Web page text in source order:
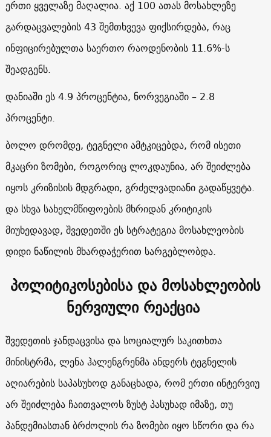
ერთი ყველაზე მაღალია. აქ 100 ათას მოსახლეზე
გარდაცვალების 43 შემთხვევა ფიქსირდება, რაც
ინფიცირებულთა საერთო რაოდენობის 11.6%-ს
შეადგენს.
დანიაში ეს 4.9 პროცენტია, ნორვეგიაში – 2.8
პროცენტი.
ბოლო დრომდე, ტეგნელი ამტკიცებდა, რომ ისეთი
მკაცრი ზომები, როგორიც ლოკდაუნია, არ შეიძლება
იყოს კრიზისის მდგრადი, გრძელვადიანი გადაწყვეტა.
და სხვა სახელმწიფოების მხრიდან კრიტიკის
მიუხედავად, შვედეთში ეს სტრატეგია მოსახლეობის
დიდი ნაწილის მხარდაჭერით სარგებლობდა.
პოლიტიკოსებისა და მოსახლეობის
ნერვიული რეაქცია
შვედეთის ჯანდაცვისა და სოციალურ საკითხთა
მინისტრმა, ლენა ჰალენგრენმა ანდერს ტეგნელის
აღიარების საპასუხოდ განაცხადა, რომ ერთი ინტერვიუ
არ შეიძლება ჩაითვალოს ზუსტ პასუხად იმაზე, თუ
პანდემიასთან ბრძოლის რა ზომები იყო სწორი და რა